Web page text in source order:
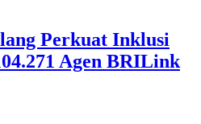
Perkuat Inklusi
Agen BRILink